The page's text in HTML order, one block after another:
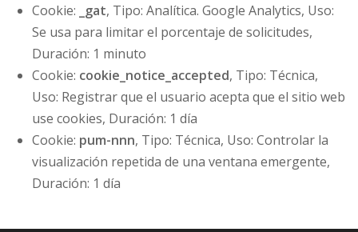
Cookie:
_gat, Tipo: Analítica. Google Analytics, Uso:
Se usa para limitar el porcentaje de solicitudes,
Duración: 1 minuto
Cookie: cookie_notice_accepted, Tipo: Técnica,
Uso: Registrar que el usuario acepta que el sitio web
use cookies, Duración: 1 día
Cookie: pum-nnn, Tipo: Técnica, Uso: Controlar la
visualización repetida de una ventana emergente,
Duración: 1 día